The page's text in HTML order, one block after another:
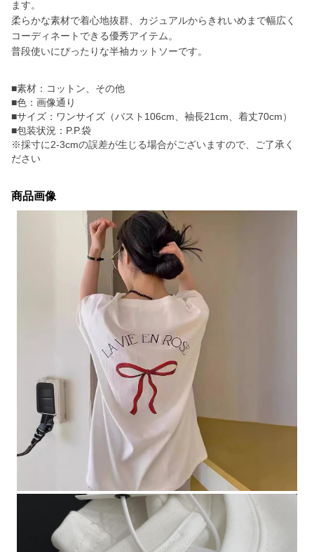
ます。
柔らかな素材で着心地抜群、カジュアルからきれいめまで幅広く
コーディネートできる優秀アイテム。
普段使いにぴったりな半袖カットソーです。
■素材：コットン、その他
■色：画像通り
■サイズ：ワンサイズ（バスト106cm、袖長21cm、着丈70cm）
■包装状況：P.P.袋
※採寸に2-3cmの誤差が生じる場合がございますので、ご了承く
ださい
商品画像